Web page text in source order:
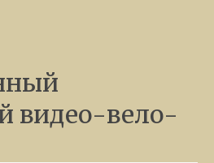
видео-вело-